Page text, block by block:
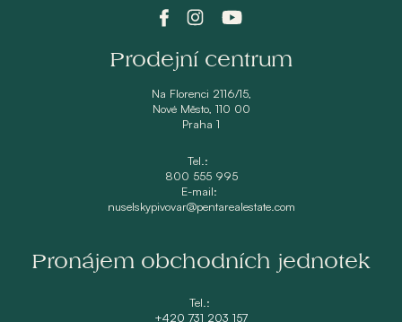
Prodejní centrum
Na Florenci 2116/15,
Nové Město, 110 00
Praha 1
Tel.:
800 555 995
E-mail:
nuselskypivovar@pentarealestate.com
Pronájem obchodních jednotek
Tel.:
+420 731 203 157